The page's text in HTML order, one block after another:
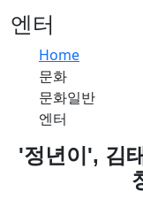
유진실 개인전 《리
최형인 개인전 《서
'파인캐릭터 2026',
김소정•홍우진 2인
강민서·송이현진 2
권민철 개인전 《완
6인의 그룹전 《뉴
엔터
Home
문화
문화일반
엔터
'정년이', 김